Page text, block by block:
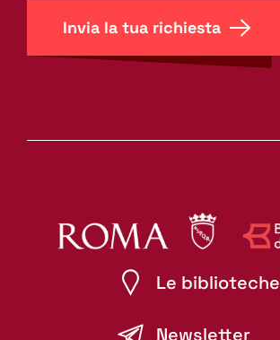
Invia la tua richiesta
Le biblioteche
Newsletter